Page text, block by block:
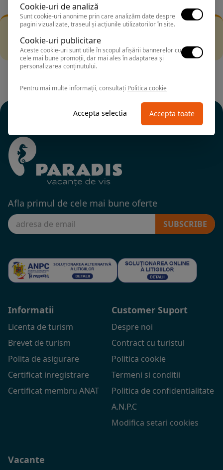
Filtrarea nu a returnat niciun rezultat
Incearca sa folosesti o cautarea mai generala sau alege
alte fitre.
Afla primul de cele mai bune oferte
SUBSCRIBE
Informatii
Licenta de turism
Brevet de turism
Polita de asigurare
Certificat inregistrare
Certificat membru ANAT
Customer Suport
Despre noi
Contract cu turistul
Politica cookie
Termeni si conditii
Politica de confidentialitate
A.N.P.C
Modifica setari cookies
Vacante
Cookie-uri de analiză
Sunt cookie-uri anonime prin care analizăm date despre
pagini vizualizate, traseul și acțiunile utilizatorilor în site.
Cookie-uri publicitare
Aceste cookie-uri sunt utile în scopul afișării bannerelor cu
cele mai bune promoții, dar mai ales în adaptarea și
personalizarea conținutului.
Pentru mai multe informații, consultați Politica cookie
Accepta selectia Accepta toate